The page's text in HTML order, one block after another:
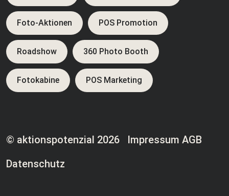
Foto-Aktionen POS Promotion
Roadshow 360 Photo Booth
Fotokabine POS Marketing
© aktionspotenzial 2026 Impressum AGB
Datenschutz